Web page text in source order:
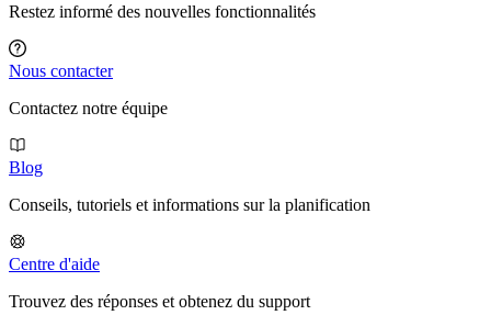
Restez informé des nouvelles fonctionnalités
Nous contacter
Contactez notre équipe
Blog
Conseils, tutoriels et informations sur la planification
Centre d'aide
Trouvez des réponses et obtenez du support